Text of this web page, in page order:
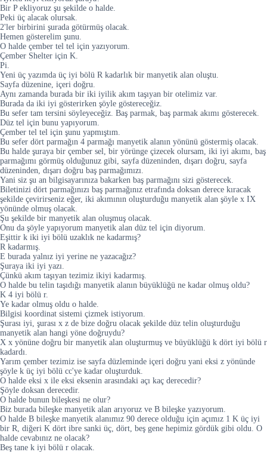
Bir P ekliyoruz şu şekilde o halde.
Peki üç alacak olursak.
2'ler birbirini şurada götürmüş olacak.
Hemen gösterelim şunu.
O halde çember tel tel için yazıyorum.
Çember Shelter için K.
Pi.
Yeni üç yazımda üç iyi bölü R kadarlık bir manyetik alan oluştu.
Sayfa düzenine, içeri doğru.
Aynı zamanda burada bir iki iyilik akım taşıyan bir otelimiz var.
Burada da iki iyi gösterirken şöyle göstereceğiz.
Bu sefer tam tersini söyleyeceğiz. Baş parmak, baş parmak akımı gösterecek.
Düz tel için bunu yapıyorum.
Çember tel tel için şunu yapmıştım.
Bu sefer dört parmağın 4 parmağı manyetik alanın yönünü göstermiş olacak.
Bu halde şuraya bir çember sel, bir yörünge çizecek olursam, iki iyi akımı, baş
parmağımı görmüş olduğunuz gibi, sayfa düzeninden, dışarı doğru, sayfa
düzeninden, dışarı doğru baş parmağımızı.
Yani siz şu an bilgisayarınıza bakarken baş parmağını sizi gösterecek.
Biletinizi dört parmağınızı baş parmağınız etrafında doksan derece kıracak
şekilde çevirirseniz eğer, iki akımının oluşturduğu manyetik alan şöyle x IX
yönünde olmuş olacak.
Şu şekilde bir manyetik alan oluşmuş olacak.
Onu da şöyle yapıyorum manyetik alan düz tel için diyorum.
Eşittir k iki iyi bölü uzaklık ne kadarmış?
R kadarmış.
E burada yalnız iyi yerine ne yazacağız?
Şuraya iki iyi yazı.
Çünkü akım taşıyan tezimiz ikiyi kadarmış.
O halde bu telin taşıdığı manyetik alanın büyüklüğü ne kadar olmuş oldu?
K 4 iyi bölü r.
Ye kadar olmuş oldu o halde.
Bilgisi koordinat sistemi çizmek istiyorum.
Şurası iyi, şurası x z de bize doğru olacak şekilde düz telin oluşturduğu
manyetik alan hangi yöne doğruydu?
X x yönüne doğru bir manyetik alan oluşturmuş ve büyüklüğü k dört iyi bölü r
kadardı.
Yarım çember tezimiz ise sayfa düzleminde içeri doğru yani eksi z yönünde
şöyle k üç iyi bölü cc'ye kadar oluşturduk.
O halde eksi x ile eksi eksenin arasındaki açı kaç derecedir?
Şöyle doksan derecedir.
O halde bunun bileşkesi ne olur?
Biz burada bileşke manyetik alan arıyoruz ve B bileşke yazıyorum.
O halde B bileşke manyetik alanımız 90 derece olduğu için açımız 1 K üç iyi
bir R, diğeri K dört ibre sanki üç, dört, beş gene hepimiz gördük gibi oldu. O
halde cevabınız ne olacak?
Beş tane k iyi bölü r olacak.